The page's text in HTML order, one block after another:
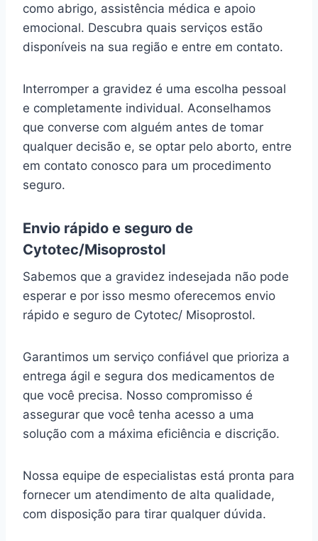
como abrigo, assistência médica e apoio
emocional. Descubra quais serviços estão
disponíveis na sua região e entre em contato.
Interromper a gravidez é uma escolha pessoal
e completamente individual. Aconselhamos
que converse com alguém antes de tomar
qualquer decisão e, se optar pelo aborto, entre
em contato conosco para um procedimento
seguro.
Envio rápido e seguro de
Cytotec/Misoprostol
Sabemos que a gravidez indesejada não pode
esperar e por isso mesmo oferecemos envio
rápido e seguro de Cytotec/ Misoprostol.
Garantimos um serviço confiável que prioriza a
entrega ágil e segura dos medicamentos de
que você precisa. Nosso compromisso é
assegurar que você tenha acesso a uma
solução com a máxima eficiência e discrição.
Nossa equipe de especialistas está pronta para
fornecer um atendimento de alta qualidade,
com disposição para tirar qualquer dúvida.